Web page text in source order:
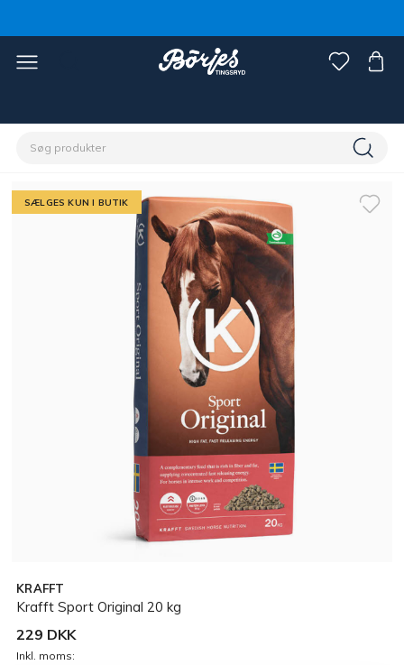
SÆLGES KUN I BUTIK
KRAFFT
Krafft Sport Original 20 kg
229 DKK
Inkl. moms: